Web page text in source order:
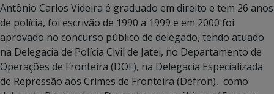
Antônio Carlos Videira é graduado em direito e tem 26 anos
de polícia, foi escrivão de 1990 a 1999 e em 2000 foi
aprovado no concurso público de delegado, tendo atuado
na Delegacia de Polícia Civil de Jatei, no Departamento de
Operações de Fronteira (DOF), na Delegacia Especializada
de Repressão aos Crimes de Fronteira (Defron), como